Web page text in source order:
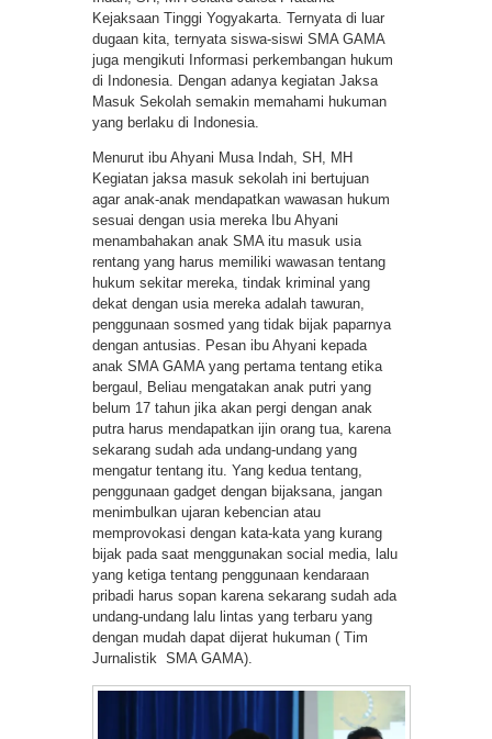
Kejaksaan Tinggi Yogyakarta. Ternyata di luar
dugaan kita, ternyata siswa-siswi SMA GAMA
juga mengikuti Informasi perkembangan hukum
di Indonesia. Dengan adanya kegiatan Jaksa
Masuk Sekolah semakin memahami hukuman
yang berlaku di Indonesia.
Menurut ibu Ahyani Musa Indah, SH, MH
Kegiatan jaksa masuk sekolah ini bertujuan
agar anak-anak mendapatkan wawasan hukum
sesuai dengan usia mereka Ibu Ahyani
menambahakan anak SMA itu masuk usia
rentang yang harus memiliki wawasan tentang
hukum sekitar mereka, tindak kriminal yang
dekat dengan usia mereka adalah tawuran,
penggunaan sosmed yang tidak bijak paparnya
dengan antusias. Pesan ibu Ahyani kepada
anak SMA GAMA yang pertama tentang etika
bergaul, Beliau mengatakan anak putri yang
belum 17 tahun jika akan pergi dengan anak
putra harus mendapatkan ijin orang tua, karena
sekarang sudah ada undang-undang yang
mengatur tentang itu. Yang kedua tentang,
penggunaan gadget dengan bijaksana, jangan
menimbulkan ujaran kebencian atau
memprovokasi dengan kata-kata yang kurang
bijak pada saat menggunakan social media, lalu
yang ketiga tentang penggunaan kendaraan
pribadi harus sopan karena sekarang sudah ada
undang-undang lalu lintas yang terbaru yang
dengan mudah dapat dijerat hukuman ( Tim
Jurnalistik SMA GAMA).